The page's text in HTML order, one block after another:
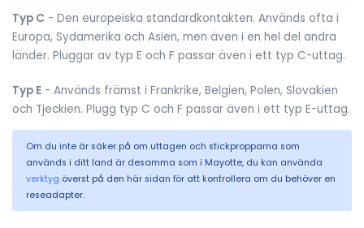
Typ C - Den europeiska standardkontakten. Används ofta i
Europa, Sydamerika och Asien, men även i en hel del andra
länder. Pluggar av typ E och F passar även i ett typ C-uttag.
Typ E - Används främst i Frankrike, Belgien, Polen, Slovakien
och Tjeckien. Plugg typ C och F passar även i ett typ E-uttag.
Om du inte är säker på om uttagen och stickpropparna som
används i ditt land är desamma som i Mayotte, du kan använda
verktyg överst på den här sidan för att kontrollera om du behöver en
reseadapter.